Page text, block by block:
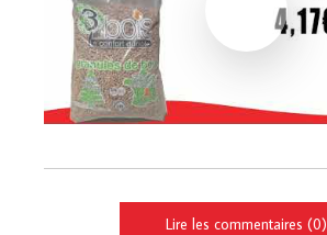
Lire les commentaires (0)